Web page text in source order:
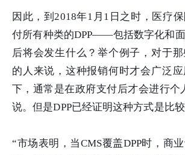
因此，到2018年1月1日之时，医疗
付所有种类的DPP——包括数字化和
后将会发生什么？举个例子，对于
的人来说，这种报销何时才会广泛
下，通常是在政府支付后才会进行个
说。但是DPP已经证明这种方式是比较
“市场表明，当CMS覆盖DPP时，商